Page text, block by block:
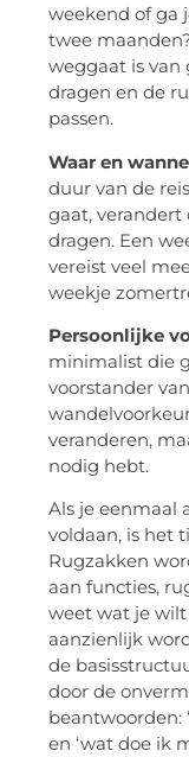
weekend of ga
twee
weggaat is van
dragen en de
passen.
Waar en
duur van de
gaat,
dragen. Een
vereist veel
weekje
Persoonlijke
minimalist die
voorstander
veranderen,
nodig hebt.
Als je eenmaal
voldaan, is het
Rugzakken
aan functies,
weet wat je
aanzienlijk
de
door de
beantwoorden:
en ‘wat doe ik